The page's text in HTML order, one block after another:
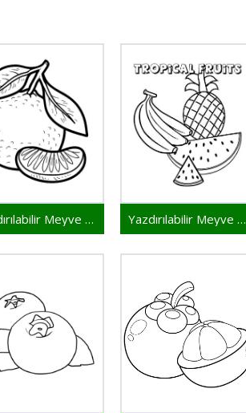
Yazdırılabilir Meyve Resmi Yazdırılabilir Meyve Görseli